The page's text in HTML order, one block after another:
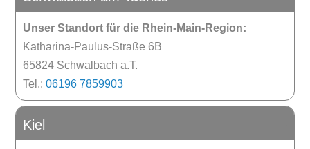
Unser Standort für die Rhein-Main-Region:
Katharina-Paulus-Straße 6B
65824 Schwalbach a.T.
Tel.:06196 7859903
Kiel